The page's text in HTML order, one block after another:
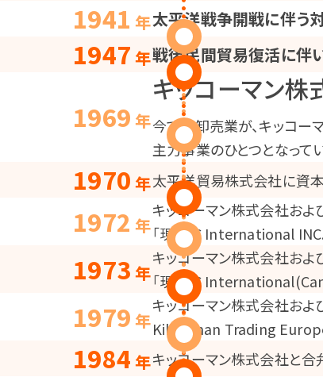
1941 年太平洋戦争開戦に伴う
1947 年戦後民間貿易復活に伴
1969 年
キッコーマン
今では卸売業が、キッコー
主力事業のひとつとなって
1970 年太平洋貿易株式会社に資
1972 年
キッコーマン株式会社お
「現 JFC International
1973 年
キッコーマン株式会社およ
「現 JFC
1979 年
キッコーマン株式会社およ
Kikkoman Trading
1984 年キッコーマン株式会社と